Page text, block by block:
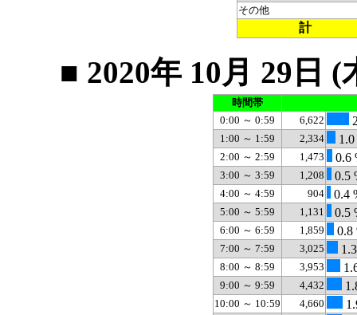
その他
計
■ 2020年 10月 29日
時間帯
0:00 ～ 0:59
6,622
1:00 ～ 1:59 2,334
2:00 ～ 2:59 1,473 0.6
3:00 ～ 3:59 1,208 0.5
4:00 ～ 4:59 904 0.4
5:00 ～ 5:59 1,131 0.5
6:00 ～ 6:59 1,859 0.8
7:00 ～ 7:59 3,025
8:00 ～ 8:59 3,953
9:00 ～ 9:59 4,432
10:00 ～ 10:59 4,660